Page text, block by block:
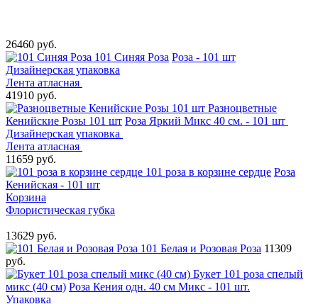
26460 руб.
101 Синяя Роза Роза - 101 шт
Дизайнерская упаковка
Лента атласная
41910 руб.
Разноцветные
Кенийские Розы 101 шт Роза Яркий Микс 40 см. - 101 шт
Дизайнерская упаковка
Лента атласная
11659 руб.
101 роза в корзине сердце Роза
Кенийская - 101 шт
Корзина
Флористическая губка
13629 руб.
101 Белая и Розовая Роза 11309
руб.
Букет 101 роза спелый
микс (40 см) Роза Кения одн. 40 см Микс - 101 шт.
Упаковка